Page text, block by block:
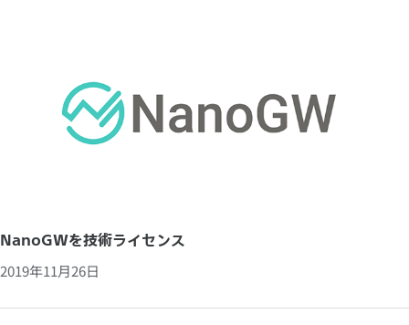
NanoGWを技術ライセンス
2019年11月26日